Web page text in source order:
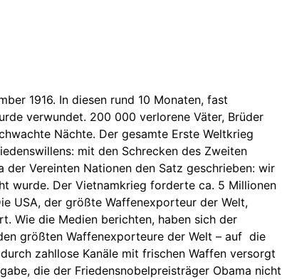
1916. In diesen rund 10 Monaten, fast
verwundet. 200 000 verlorene Väter, Brüder
Nächte. Der gesamte Erste Weltkrieg
mit den Schrecken des Zweiten
Vereinten Nationen den Satz geschrieben: wir
wurde. Der Vietnamkrieg forderte ca. 5 Millionen
USA, der größte Waffenexporteur der Welt,
Wie die Medien berichten, haben sich der
größten Waffenexporteure der Welt – auf die
zahllose Kanäle mit frischen Waffen versorgt
die der Friedensnobelpreisträger Obama nicht